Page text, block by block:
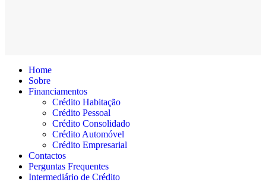
Home
Sobre
Financiamentos
Crédito Habitação
Crédito Pessoal
Crédito Consolidado
Crédito Automóvel
Crédito Empresarial
Contactos
Perguntas Frequentes
Intermediário de Crédito